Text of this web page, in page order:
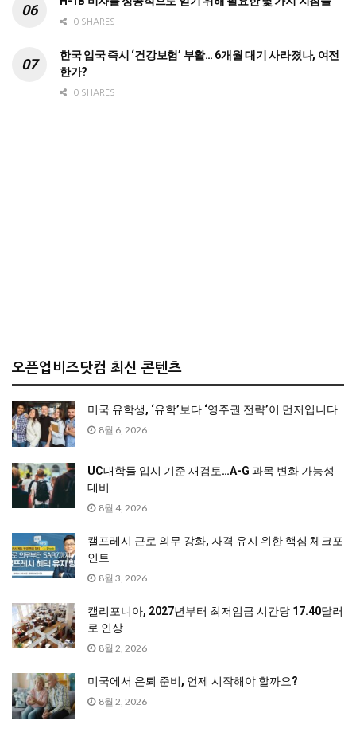
0 SHARES
한국 입국 즉시 ‘건강보험’ 부활… 6개월 대기 사라졌나, 여전
한가?
0 SHARES
오픈업비즈닷컴 최신 콘텐츠
미국 유학생, ‘유학’보다 ‘영주권 전략’이 먼저입니다
8월 6, 2026
UC대학들 입시 기준 재검토…A-G 과목 변화 가능성
대비
8월 4, 2026
캘프레시 근로 의무 강화, 자격 유지 위한 핵심 체크포
인트
8월 3, 2026
캘리포니아, 2027년부터 최저임금 시간당 17.40달러
로 인상
8월 2, 2026
미국에서 은퇴 준비, 언제 시작해야 할까요?
8월 2, 2026